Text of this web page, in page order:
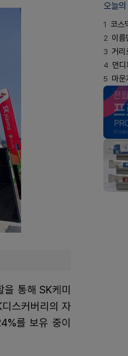
통해 SK케미
스커버리의 자
를 보유 중이
오늘
1 코스
2 이름
3 거리
4 먼디
5 마운